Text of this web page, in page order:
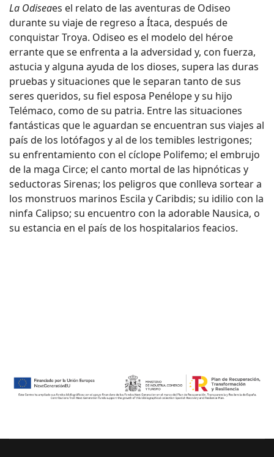
La Odiseaes el relato de las aventuras de Odiseo
durante su viaje de regreso a Ítaca, después de
conquistar Troya. Odiseo es el modelo del héroe
errante que se enfrenta a la adversidad y, con fuerza,
astucia y alguna ayuda de los dioses, supera las duras
pruebas y situaciones que le separan tanto de sus
seres queridos, su fiel esposa Penélope y su hijo
Telémaco, como de su patria. Entre las situaciones
fantásticas que le aguardan se encuentran sus viajes al
país de los lotófagos y al de los temibles lestrigones;
su enfrentamiento con el cíclope Polifemo; el embrujo
de la maga Circe; el canto mortal de las hipnóticas y
seductoras Sirenas; los peligros que conlleva sortear a
los monstruos marinos Escila y Caribdis; su idilio con la
ninfa Calipso; su encuentro con la adorable Nausica, o
su estancia en el país de los hospitalarios feacios.